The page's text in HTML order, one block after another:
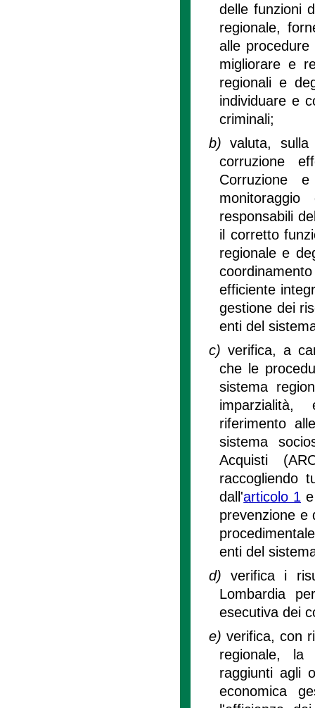
delle funzioni
regionale,
alle
migliorare e
regionali e
individuare e
criminali;
b)valuta,
corruzione
Corruzione
responsabili
il corretto
regionale e
efficiente
gestione dei
enti del
c) verifica, a
che le
sistema
imparzialità,
riferimento
sistema
Acquisti
raccogliendo
dall'articolo 1
prevenzione e
enti del
d)verifica i
Lombardia
esecutiva dei
e) verifica, con
regionale, la
raggiunti agli
economica